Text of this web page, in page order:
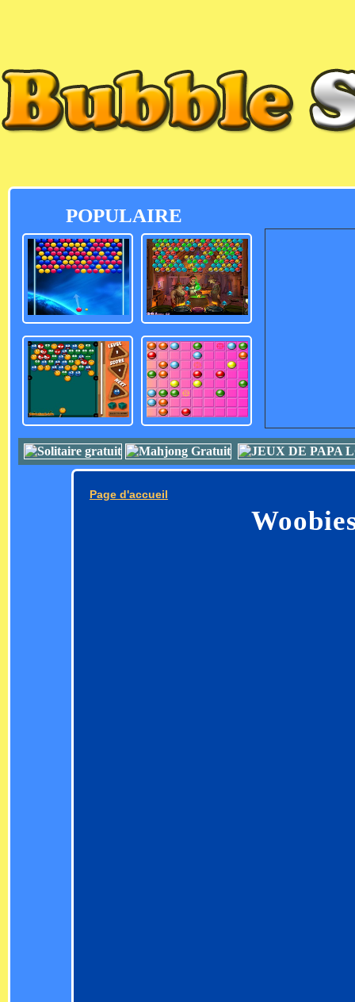
POPULAIRE
Page d'accueil